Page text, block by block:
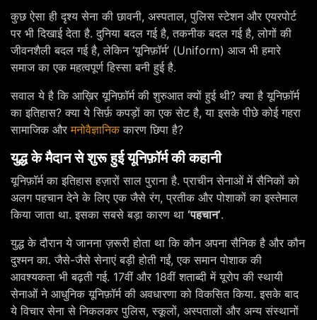
कुछ ऐसा ही दृश्य सेना की छावनी, अस्पताल, पुलिस स्टेशन और एयरपोर्ट
पर भी दिखाई देता है. दुनिया बदल गई है, तकनीक बदल गई है, लोगों की
जीवनशैली बदल गई है, लेकिन ‘यूनिफ़ॉर्म’ (Uniform) आज भी हमारे
समाज का एक महत्वपूर्ण हिस्सा बनी हुई है.
सवाल ये है कि आख़िर यूनिफ़ॉर्म की शुरुआत क्यों हुई थी? क्या है यूनिफ़ॉर्म
का इतिहास? क्या ये सिर्फ़ कपड़ों का एक सेट है, या इसके पीछे कोई गहरा
सामाजिक औरमनोवैज्ञानिककारण छिपा है?
युद्ध के मैदान से शुरू हुई यूनिफ़ॉर्म की कहानी
यूनिफ़ॉर्म का इतिहास हज़ारों साल पुराना है. प्राचीन सेनाओं में सैनिकों को
अलग पहचान देने के लिए एक जैसे रंग, प्रतीक और पोशाकों का इस्तेमाल
किया जाता था. इसका सबसे बड़ा कारण था ‘पहचान’.
युद्ध के दौरान ये जानना ज़रूरी होता था कि कौन अपना सैनिक है और कौन
दुश्मन का. जैसे-जैसे सेनाएं बड़ी होती गईं, एक समान पोशाक की
आवश्यकता भी बढ़ती गई. 17वीं और 18वीं शताब्दी में यूरोप की स्थायी
सेनाओं ने आधुनिक यूनिफ़ॉर्म की अवधारणा को विकसित किया. इसके बाद
ये विचार सेना से निकलकर पुलिस, स्कूलों, अस्पतालों और अन्य संस्थानों